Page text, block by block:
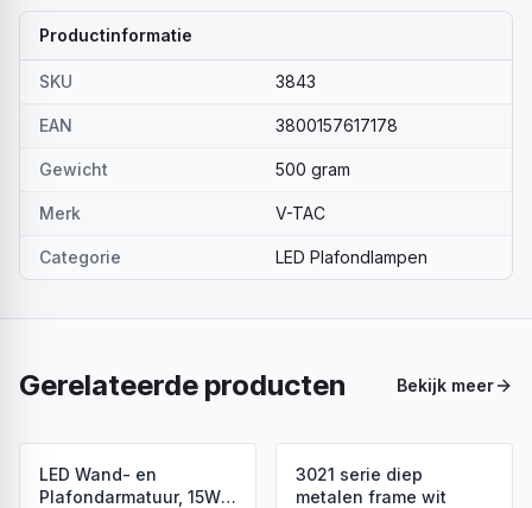
Productinformatie
SKU 3843
EAN 3800157617178
Gewicht 500 gram
Merk V-TAC
Categorie LED Plafondlampen
Gerelateerde producten Bekijk meer
LED Wand- en
Plafondarmatuur, 15W,
3021 serie diep
metalen frame wit